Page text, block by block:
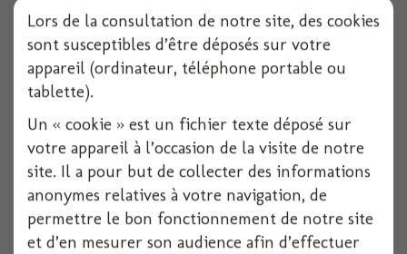
Costume princesse jaune 5-6 ans
Lors de la consultation de notre site, des cookies
sont susceptibles d’être déposés sur votre
appareil (ordinateur, téléphone portable ou
tablette).
Un « cookie » est un fichier texte déposé sur
votre appareil à l’occasion de la visite de notre
site. Il a pour but de collecter des informations
anonymes relatives à votre navigation, de
permettre le bon fonctionnement de notre site
et d’en mesurer son audience afin d’effectuer